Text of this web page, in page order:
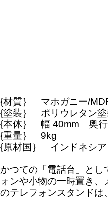
{材質｝ マホガニー/
{塗装｝ ポリウレタン塗
{本体｝ 幅 40mm 奥
{重量｝ 9kg
{原材国｝ インドネシア
かつての「電話台」とし
ォンや小物の一時置き
のテレフォンスタンドは